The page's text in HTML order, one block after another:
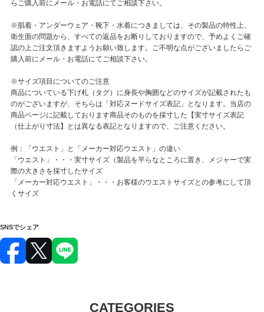
らご購入前にメール・お電話にてご相談下さい。
※肌着・アンダーウェア・靴下・水着につきましては、その製品の特性上、
衛生面の問題から、すべての返品をお断りしておりますので、予めよくご確
認の上ご注文頂きますようお願い致します。ご不明な点がございましたらご
購入前にメール・お電話にてご相談下さい。
※サイズ項目についてのご注意
商品についている下げ札（タグ）に身長や胸囲などのサイズが記載されたも
のがございますが、そちらは「対応ヌードサイズ表記」となります。当店の
商品ページに記載しております商品そのものを採寸した【実寸サイズ表記
（仕上がり寸法】とは異なる表記となりますので、ご注意ください。
例：「ウエスト」と「メーカー対応ウエスト」の違い
「ウエスト」・・・実寸サイズ（製品を平らなところに置き、メジャーで実
際の大きさを採寸したサイズ
「メーカー対応ウエスト」・・・お客様のウエストサイズとの参考にして頂
くサイズ
SNSでシェア